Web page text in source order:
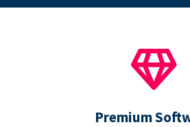
Premium